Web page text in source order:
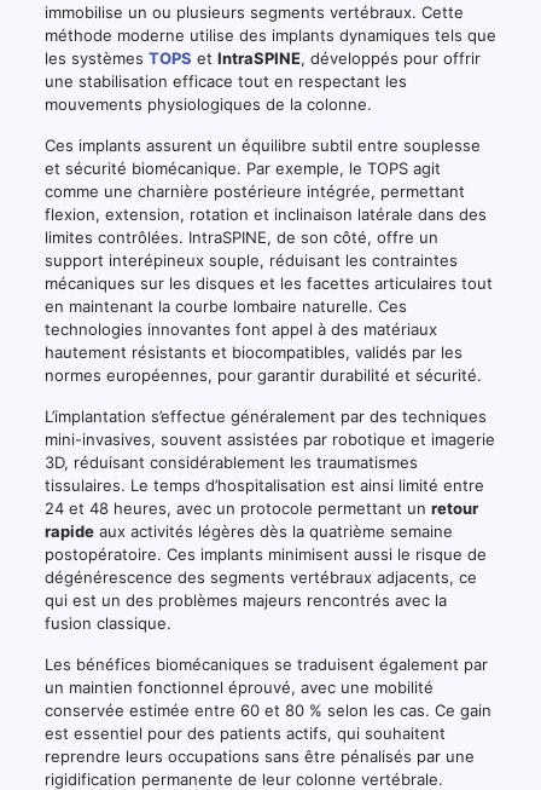
immobilise un ou plusieurs segments vertébraux. Cette
méthode moderne utilise des implants dynamiques tels que
les systèmes TOPS et IntraSPINE, développés pour offrir
une stabilisation efficace tout en respectant les
mouvements physiologiques de la colonne.
Ces implants assurent un équilibre subtil entre souplesse
et sécurité biomécanique. Par exemple, le TOPS agit
comme une charnière postérieure intégrée, permettant
flexion, extension, rotation et inclinaison latérale dans des
limites contrôlées. IntraSPINE, de son côté, offre un
support interépineux souple, réduisant les contraintes
mécaniques sur les disques et les facettes articulaires tout
en maintenant la courbe lombaire naturelle. Ces
technologies innovantes font appel à des matériaux
hautement résistants et biocompatibles, validés par les
normes européennes, pour garantir durabilité et sécurité.
L’implantation s’effectue généralement par des techniques
mini-invasives, souvent assistées par robotique et imagerie
3D, réduisant considérablement les traumatismes
tissulaires. Le temps d’hospitalisation est ainsi limité entre
24 et 48 heures, avec un protocole permettant un retour
rapideaux activités légères dès la quatrième semaine
postopératoire. Ces implants minimisent aussi le risque de
dégénérescence des segments vertébraux adjacents, ce
qui est un des problèmes majeurs rencontrés avec la
fusion classique.
Les bénéfices biomécaniques se traduisent également par
un maintien fonctionnel éprouvé, avec une mobilité
conservée estimée entre 60 et 80 % selon les cas. Ce gain
est essentiel pour des patients actifs, qui souhaitent
reprendre leurs occupations sans être pénalisés par une
rigidification permanente de leur colonne vertébrale.